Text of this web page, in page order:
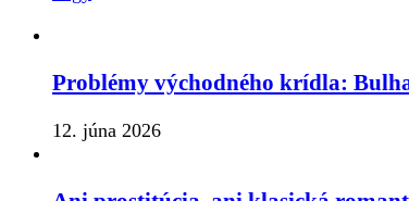
Problémy východného krídla:
12. júna 2026